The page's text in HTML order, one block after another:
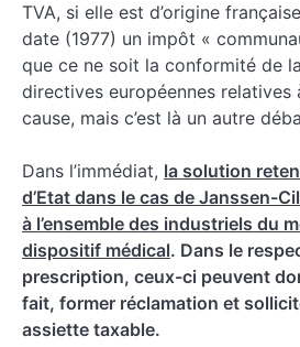
TVA, si elle est d’origine
date (1977) un impôt «
que ce ne soit la conformité de
directives européennes relatives
cause, mais c’est là un autre
Dans l’immédiat, la solution
d’Etat dans le cas de Janssen-
à l’ensemble des industriels du
dispositif médical. Dans le
prescription, ceux-ci peuvent
fait, former réclamation et
assiette taxable.